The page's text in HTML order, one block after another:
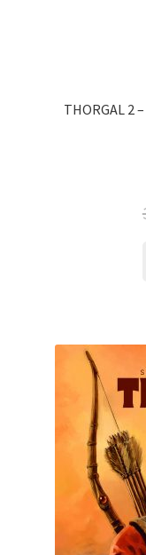
THORGAL 2